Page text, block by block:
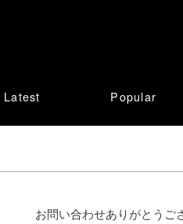
Latest Popular
お問い合わせありがとうご